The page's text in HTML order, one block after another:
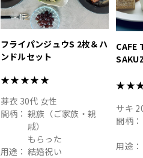
フライパンジュウS 2枚＆ハ
ンドルセット
★★★★★
芽衣 30代 女性
間柄： 親族（ご家族・親
戚）
もらった
用途： 結婚祝い
CAFE
サキ
間柄：
用途：